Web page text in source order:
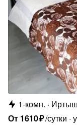
1-комн.
От 1610₽/сутки